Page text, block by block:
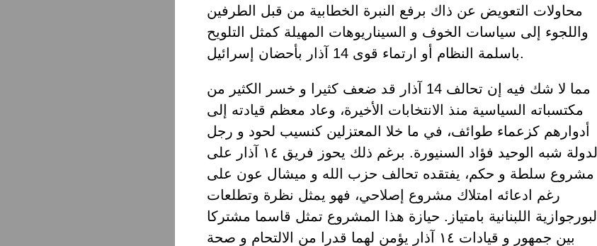
محاولات التعويض عن ذاك برفع النبرة الخطابية من قبل الطرفين
واللجوء إلى سياسات الخوف و السيناريوهات المهيلة كمثل التلويح
باسلمة النظام أو ارتماء قوى 14 آذار بأحضان إسرائيل.
مما لا شك فيه إن تحالف 14 آذار قد ضعف كثيرا و خسر الكثير من
مكتسباته السياسية منذ الانتخابات الأخيرة، وعاد معظم قيادته إلى
أدوارهم كزعماء طوائف، في ما خلا المعتزلين كنسيب لحود و رجل
الدولة شبه الوحيد فؤاد السنيورة. برغم ذلك يحوز فريق ١٤ آذار على
مشروع سلطة و حكم، يفتقده تحالف حزب الله و ميشال عون على
رغم ادعائه امتلاك مشروع إصلاحي، فهو يمثل نظرة وتطلعات
البورجوازية اللبنانية بامتياز. حيازة هذا المشروع تمثل قاسما مشتركا
بين جمهور و قيادات ١٤ آذار يؤمن لهما قدرا من الالتحام و صحة